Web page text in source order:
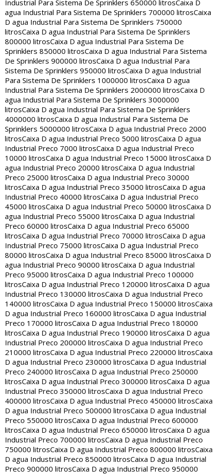
Industrial Para Sistema De Sprinklers 650000 litrosCaixa D
agua Industrial Para Sistema De Sprinklers 700000 litrosCaixa
D agua Industrial Para Sistema De Sprinklers 750000
litrosCaixa D agua Industrial Para Sistema De Sprinklers
800000 litrosCaixa D agua Industrial Para Sistema De
Sprinklers 850000 litrosCaixa D agua Industrial Para Sistema
De Sprinklers 900000 litrosCaixa D agua Industrial Para
Sistema De Sprinklers 950000 litrosCaixa D agua Industrial
Para Sistema De Sprinklers 1000000 litrosCaixa D agua
Industrial Para Sistema De Sprinklers 2000000 litrosCaixa D
agua Industrial Para Sistema De Sprinklers 3000000
litrosCaixa D agua Industrial Para Sistema De Sprinklers
4000000 litrosCaixa D agua Industrial Para Sistema De
Sprinklers 5000000 litrosCaixa D agua Industrial Preco 2000
litrosCaixa D agua Industrial Preco 5000 litrosCaixa D agua
Industrial Preco 7000 litrosCaixa D agua Industrial Preco
10000 litrosCaixa D agua Industrial Preco 15000 litrosCaixa D
agua Industrial Preco 20000 litrosCaixa D agua Industrial
Preco 25000 litrosCaixa D agua Industrial Preco 30000
litrosCaixa D agua Industrial Preco 35000 litrosCaixa D agua
Industrial Preco 40000 litrosCaixa D agua Industrial Preco
45000 litrosCaixa D agua Industrial Preco 50000 litrosCaixa D
agua Industrial Preco 55000 litrosCaixa D agua Industrial
Preco 60000 litrosCaixa D agua Industrial Preco 65000
litrosCaixa D agua Industrial Preco 70000 litrosCaixa D agua
Industrial Preco 75000 litrosCaixa D agua Industrial Preco
80000 litrosCaixa D agua Industrial Preco 85000 litrosCaixa D
agua Industrial Preco 90000 litrosCaixa D agua Industrial
Preco 95000 litrosCaixa D agua Industrial Preco 100000
litrosCaixa D agua Industrial Preco 120000 litrosCaixa D agua
Industrial Preco 130000 litrosCaixa D agua Industrial Preco
140000 litrosCaixa D agua Industrial Preco 150000 litrosCaixa
D agua Industrial Preco 160000 litrosCaixa D agua Industrial
Preco 170000 litrosCaixa D agua Industrial Preco 180000
litrosCaixa D agua Industrial Preco 190000 litrosCaixa D agua
Industrial Preco 200000 litrosCaixa D agua Industrial Preco
210000 litrosCaixa D agua Industrial Preco 220000 litrosCaixa
D agua Industrial Preco 230000 litrosCaixa D agua Industrial
Preco 240000 litrosCaixa D agua Industrial Preco 250000
litrosCaixa D agua Industrial Preco 300000 litrosCaixa D agua
Industrial Preco 350000 litrosCaixa D agua Industrial Preco
400000 litrosCaixa D agua Industrial Preco 450000 litrosCaixa
D agua Industrial Preco 500000 litrosCaixa D agua Industrial
Preco 550000 litrosCaixa D agua Industrial Preco 600000
litrosCaixa D agua Industrial Preco 650000 litrosCaixa D agua
Industrial Preco 700000 litrosCaixa D agua Industrial Preco
750000 litrosCaixa D agua Industrial Preco 800000 litrosCaixa
D agua Industrial Preco 850000 litrosCaixa D agua Industrial
Preco 900000 litrosCaixa D agua Industrial Preco 950000